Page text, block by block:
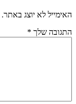
האימייל לא יוצג באתר.
התגובה שלך *